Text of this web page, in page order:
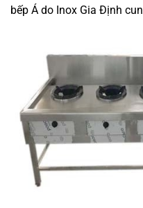
bếp Á do Inox Gia Định